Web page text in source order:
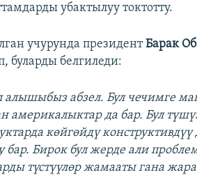
убактылуу токтотту.
учурунда президентБарак
белгиледи:
абзел. Бул чечимге
америкалыктар да бар. Бул
көйгөйдү конструктивдүү
бар. Бирок бул жерде али
түстүүлөр жамааты гана